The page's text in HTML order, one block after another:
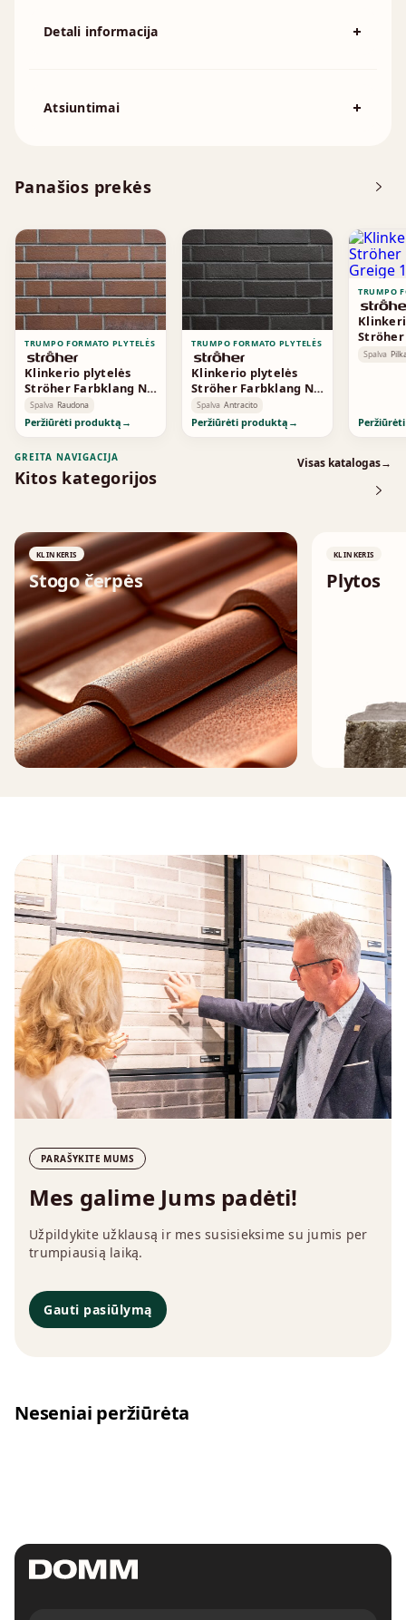
Panašios prekės
TRUMPO FORMATO PLYTELĖS
Klinkerio plytelės
Ströher Farbklang NF
Red 2125
Spalva Raudona
Peržiūrėti produktą →
TRUMPO FORMATO PLYTELĖS
Klinkerio plytelės
Ströher Farbklang NF
Anthrazit 2182
Spalva Antracito
Peržiūrėti produktą →
TRUMPO
Ströher
Greige
Spalva
Detali informacija
Atsiuntimai
Techninė informacija
Tekstūros
GREITA NAVIGACIJA
Kitos kategorijos
Visas katalogas→
KLINKERIS
Stogo čerpės
↗
KLINKERIS
Plytos
PARAŠYKITE MUMS
Mes galime Jums padėti!
Užpildykite užklausą ir mes susisieksime su jumis per
trumpiausią laiką.
Gauti pasiūlymą
Neseniai peržiūrėta